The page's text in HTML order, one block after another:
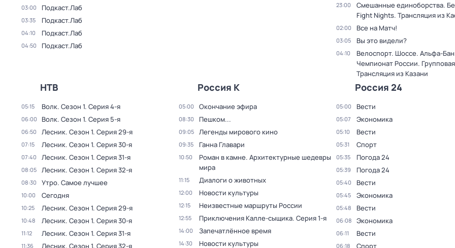
03:00 Подкаст.Лаб
03:35 Подкаст.Лаб
04:10 Подкаст.Лаб
04:50 Подкаст.Лаб
23:00
Смешанные единоборства.
Fight Nights. Трансляция из
02:00 Все на Матч!
03:05 Вы это видели?
04:10
Велоспорт. Шоссе. Альфа-
Чемпионат России.
Трансляция из Казани
НТВ
05:15 Волк. Сезон 1. Серия 4-я
06:00 Волк. Сезон 1. Серия 5-я
06:50 Лесник. Сезон 1. Серия 29-я
07:15 Лесник. Сезон 1. Серия 30-я
07:40 Лесник. Сезон 1. Серия 31-я
08:05 Лесник. Сезон 1. Серия 32-я
08:30 Утро. Самое лучшее
10:00 Сегодня
10:25 Лесник. Сезон 1. Серия 29-я
10:48 Лесник. Сезон 1. Серия 30-я
11:12 Лесник. Сезон 1. Серия 31-я
11:36 Лесник. Сезон 1. Серия 32-я
Россия К
05:00 Окончание эфира
08:30 Пешком...
09:05 Легенды мирового кино
09:35 Ганна Главари
10:50
Роман в камне. Архитектурные шедевры
мира
11:15 Диалоги о животных
12:00 Новости культуры
12:15 Неизвестные маршруты России
12:55 Приключения Калле-сыщика. Серия 1-я
14:00 Запечатлённое время
14:30 Новости культуры
Россия 24
05:00 Вести
05:07 Экономика
05:10 Вести
05:31 Спорт
05:35 Погода 24
05:39 Погода 24
05:40 Вести
05:45 Экономика
05:48 Вести
06:08 Экономика
06:11 Вести
06:18 Спорт